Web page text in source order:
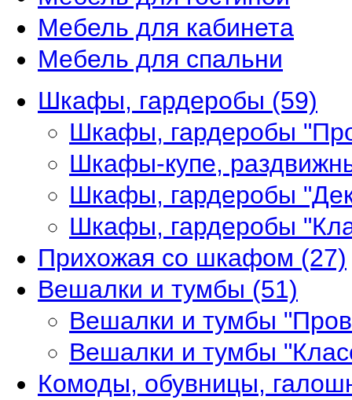
Мебель для кабинета
Мебель для спальни
Шкафы, гардеробы (59)
Шкафы, гардеробы
Шкафы-купе,
Шкафы, гардеробы
Шкафы, гардеробы
Прихожая со шкафом (27)
Вешалки и тумбы (51)
Вешалки и тумбы
Вешалки и тумбы
Комоды, обувницы,